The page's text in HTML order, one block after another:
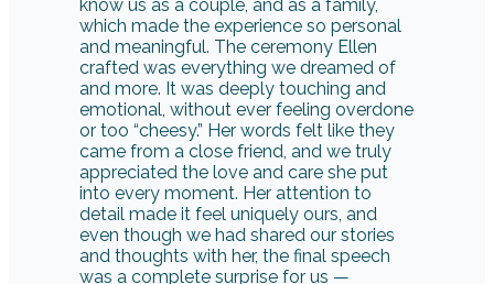
know us as a couple, and as a family,
which made the experience so personal
and meaningful. The ceremony Ellen
crafted was everything we dreamed of
and more. It was deeply touching and
emotional, without ever feeling overdone
or too “cheesy.” Her words felt like they
came from a close friend, and we truly
appreciated the love and care she put
into every moment. Her attention to
detail made it feel uniquely ours, and
even though we had shared our stories
and thoughts with her, the final speech
was a complete surprise for us —